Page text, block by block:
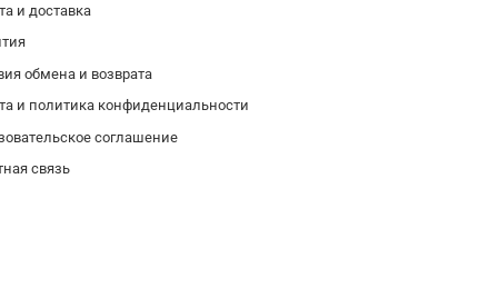
и доставка
обмена и возврата
и политика конфиденциальности
соглашение
связь